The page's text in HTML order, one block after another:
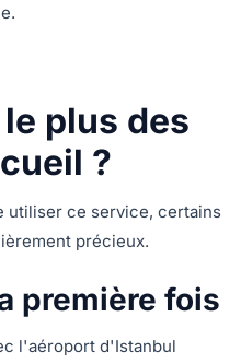
plus des
?
utiliser ce service, certains
précieux.
première fois
l'aéroport d'Istanbul